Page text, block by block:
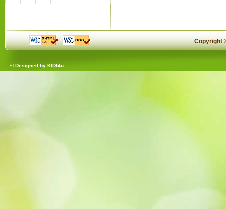
Copyright
© Designed by KIDI4u